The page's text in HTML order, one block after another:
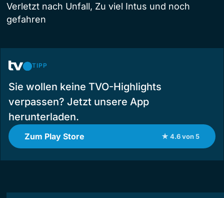
Verletzt nach Unfall, Zu viel Intus und noch
gefahren
TIPP
Sie wollen keine TVO-Highlights
verpassen? Jetzt unsere App
herunterladen.
Zum Play Store ★ 4.6 von 5